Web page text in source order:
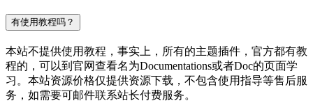
有使用教程吗？
本站不提供使用教程，事实上，所有的主题插件，官方都有教
程的，可以到官网查看名为Documentations或者Doc的页面学
习。本站资源价格仅提供资源下载，不包含使用指导等售后服
务，如需要可邮件联系站长付费服务。